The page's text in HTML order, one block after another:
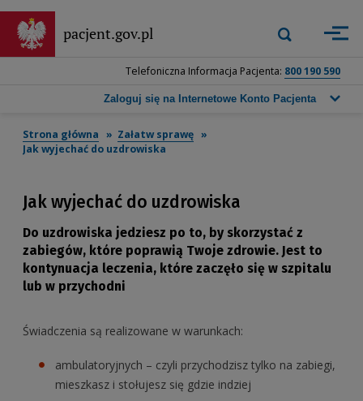
głównej
treści
pacjent.gov.pl
górna
Wpisz
frazę,
którą
wyszukać,
a
przycisk
lub
klawisz
Enter.
Zastosuj
Telefoniczna Informacja Pacjenta: 800 190 590
Zaloguj się na Internetowe Konto Pacjenta
Strona główna
Załatw sprawę
Jak wyjechać do uzdrowiska
Jak wyjechać do uzdrowiska
Do uzdrowiska jedziesz po to, by skorzystać z
zabiegów, które poprawią Twoje zdrowie. Jest to
kontynuacja leczenia, które zaczęło się w szpitalu
lub w przychodni
Świadczenia są realizowane w warunkach:
ambulatoryjnych – czyli przychodzisz tylko na zabiegi,
mieszkasz i stołujesz się gdzie indziej